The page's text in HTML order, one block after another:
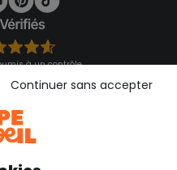
à un contrôle
CGU
application
Continuer sans accepter